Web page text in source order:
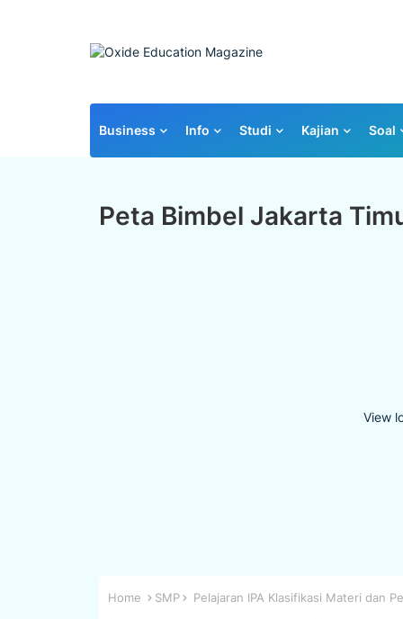
Business Info Studi Kajian Soal
Peta Bimbel Jakarta
View
Home SMP Pelajaran IPA Klasifikasi Materi dan